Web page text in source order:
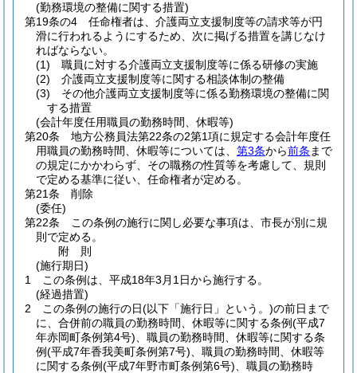
(勤務環境の整備に関する措置)
第19条の4
任命権者は、介護両立支援制度等の請求等が円
滑に行われるようにするため、次に掲げる措置を講じなけ
ればならない。
(1)
職員に対する介護両立支援制度等に係る研修の実施
(2)
介護両立支援制度等に関する相談体制の整備
(3)
その他介護両立支援制度等に係る勤務環境の整備に関
する措置
(会計年度任用職員の勤務時間、休暇等)
第20条
地方公務員法第22条の2第1項に規定する会計年度任
用職員の勤務時間、休暇等については、 第3条から前条 まで
の規定にかかわらず、その職務の性質等を考慮して、規則
で定める基準に従い、任命権者が定める。
第21条
削除
(委任)
第22条
この条例の施行に関し必要な事項は、市長が別に規
則で定める。
附 則
(施行期日)
1
この条例は、平成18年3月1日から施行する。
(経過措置)
2
この条例の施行の日(以下「施行日」という。)の前日まで
に、合併前の職員の勤務時間、休暇等に関する条例(平成7
年赤岡町条例第4号) 、職員の勤務時間、休暇等に関する条
例(平成7年香我美町条例第7号) 、職員の勤務時間、休暇等
に関する条例(平成7年野市町条例第6号) 、職員の勤務時